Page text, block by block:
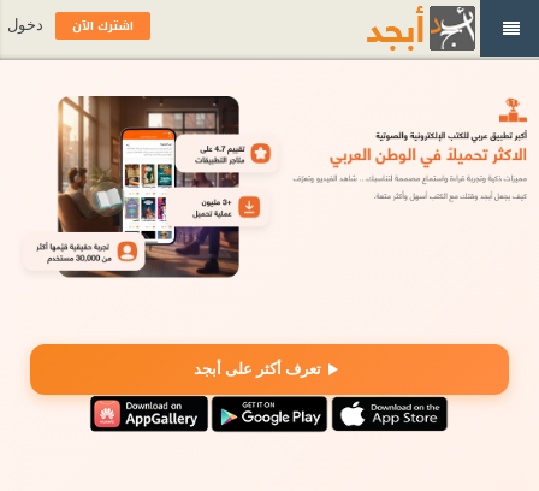
تعرف أكثر على أبجد
اشترك الآن دخول